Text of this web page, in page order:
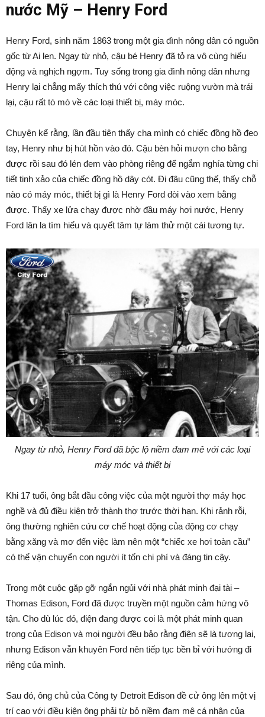
nước Mỹ – Henry Ford
Henry Ford, sinh năm 1863 trong một gia đình nông dân có nguồn
gốc từ Ai len. Ngay từ nhỏ, cậu bé Henry đã tỏ ra vô cùng hiếu
động và nghịch ngợm. Tuy sống trong gia đình nông dân nhưng
Henry lại chẳng mấy thích thú với công việc ruộng vườn mà trái
lại, cậu rất tò mò về các loại thiết bị, máy móc.
Chuyện kể rằng, lần đầu tiên thấy cha mình có chiếc đồng hồ đeo
tay, Henry như bị hút hồn vào đó. Cậu bèn hỏi mượn cho bằng
được rồi sau đó lén đem vào phòng riêng để ngắm nghía từng chi
tiết tinh xảo của chiếc đồng hồ dây cót. Đi đâu cũng thế, thấy chỗ
nào có máy móc, thiết bị gì là Henry Ford đòi vào xem bằng
được. Thấy xe lửa chạy được nhờ đầu máy hơi nước, Henry
Ford lân la tìm hiểu và quyết tâm tự làm thử một cái tương tự.
Ngay từ nhỏ, Henry Ford đã bộc lộ niềm đam mê với các loại
máy móc và thiết bị
Khi 17 tuổi, ông bắt đầu công việc của một người thợ máy học
nghề và đủ điều kiện trở thành thợ trước thời hạn. Khi rảnh rỗi,
ông thường nghiên cứu cơ chế hoạt động của động cơ chạy
bằng xăng và mơ đến việc làm nên một “chiếc xe hơi toàn cầu”
có thể vận chuyển con người ít tốn chi phí và đáng tin cậy.
Trong một cuộc gặp gỡ ngắn ngủi với nhà phát minh đại tài –
Thomas Edison, Ford đã được truyền một nguồn cảm hứng vô
tận. Cho dù lúc đó, điện đang được coi là một phát minh quan
trọng của Edison và mọi người đều bảo rằng điện sẽ là tương lai,
nhưng Edison vẫn khuyên Ford nên tiếp tục bền bỉ với hướng đi
riêng của mình.
Sau đó, ông chủ của Công ty Detroit Edison đề cử ông lên một vị
trí cao với điều kiện ông phải từ bỏ niềm đam mê cá nhân của